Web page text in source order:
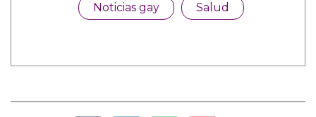
Noticias gay Salud